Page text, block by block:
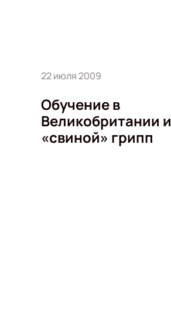
22 июля 2009
Обучение в
Великобритании и
«свиной» грипп